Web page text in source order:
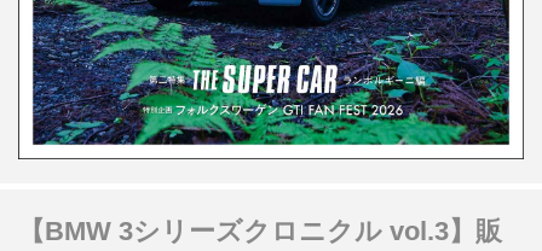
【BMW 3シリーズクロニクル vol.3】販